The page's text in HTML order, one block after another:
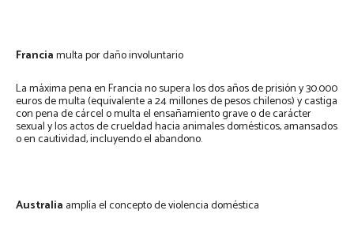
Franciamulta por daño involuntario
La máxima pena en Francia no supera los dos años de prisión y 30.000
euros de multa (equivalente a 24 millones de pesos chilenos) y castiga
con pena de cárcel o multa el ensañamiento grave o de carácter
sexual y los actos de crueldad hacia animales domésticos, amansados
o en cautividad, incluyendo el abandono.
Australia amplía el concepto de violencia doméstica